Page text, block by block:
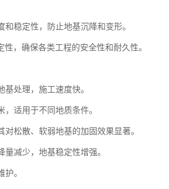
稳定性，防止地基沉降和变形。
，确保各类工程的安全性和耐久性。
处理，施工速度快。
适用于不同地质条件。
松散、软弱地基的加固效果显著。
减少，地基稳定性增强。
。